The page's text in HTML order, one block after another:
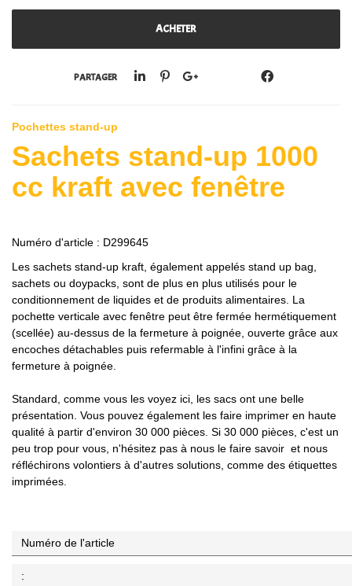
PARTAGER
Pochettes stand-up
Sachets stand-up 1000
cc kraft avec fenêtre
Numéro d'article : D299645
Les sachets stand-up kraft, également appelés stand up bag,
sachets ou doypacks, sont de plus en plus utilisés pour le
conditionnement de liquides et de produits alimentaires. La
pochette verticale avec fenêtre peut être fermée hermétiquement
(scellée) au-dessus de la fermeture à poignée, ouverte grâce aux
encoches détachables puis refermable à l'infini grâce à la
fermeture à poignée.
Standard, comme vous les voyez ici, les sacs ont une belle
présentation. Vous pouvez également les faire imprimer en haute
qualité à partir d'environ 30 000 pièces. Si 30 000 pièces, c'est un
peu trop pour vous, n'hésitez pas à nous le faire savoir et nous
réfléchirons volontiers à d'autres solutions, comme des étiquettes
imprimées.
Numéro de l'article
: